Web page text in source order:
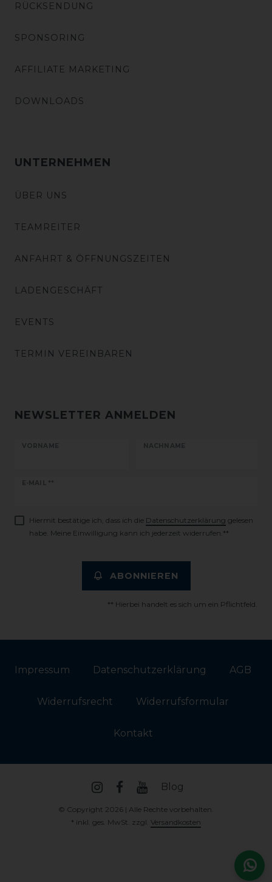
RÜCKSENDUNG
SPONSORING
AFFILIATE MARKETING
DOWNLOADS
UNTERNEHMEN
ÜBER UNS
TEAMREITER
ANFAHRT & ÖFFNUNGSZEITEN
LADENGESCHÄFT
EVENTS
TERMIN VEREINBAREN
NEWSLETTER ANMELDEN
VORNAME NACHNAME
E-MAIL **
Newsletter
Hiermit bestätige ich, dass ich die Daten­schutz­erklärung gelesen
habe. Meine Einwilligung kann ich jederzeit widerrufen.**
ABONNIEREN
** Hierbei handelt es sich um ein Pflichtfeld.
Impressum Daten­schutz­erklärung AGB
Widerrufs­recht Widerrufs­formular
Kontakt
Blog
© Copyright 2026 | Alle Rechte vorbehalten.
* inkl. ges. MwSt. zzgl. Versandkosten